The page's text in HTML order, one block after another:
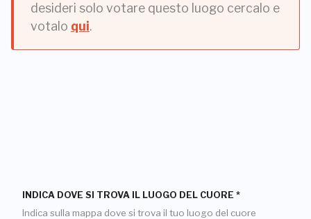
desideri solo votare questo luogo cercalo e
votalo qui.
INDICA DOVE SI TROVA IL LUOGO DEL CUORE *
Indica sulla mappa dove si trova il tuo luogo del cuore